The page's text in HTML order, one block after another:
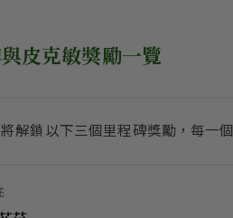
皮克敏獎勵一覽
解鎖以下三個里程碑獎勵，每一